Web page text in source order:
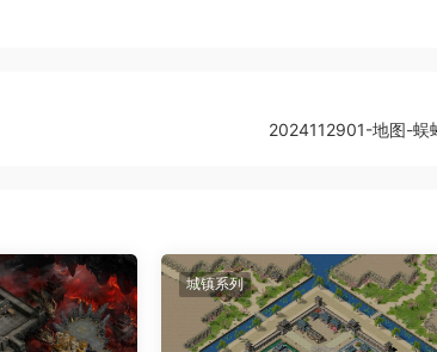
2024112901-地图-蜈
城镇系列